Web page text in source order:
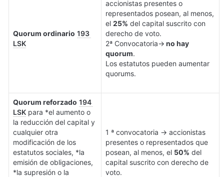
Quorum ordinario 193
LSK
accionistas presentes o
representados posean, al menos,
el 25% del capital suscrito con
derecho de voto.
2ª Convocatoria→ no hay
quorum.
Los estatutos pueden aumentar
quorums.
Quorum reforzado 194
LSK para *el aumento o
la reducción del capital y
cualquier otra
modificación de los
estatutos sociales, *la
emisión de obligaciones,
*la supresión o la
1 ª convocatoria → accionistas
presentes o representados que
posean, al menos, el 50% del
capital suscrito con derecho de
voto.